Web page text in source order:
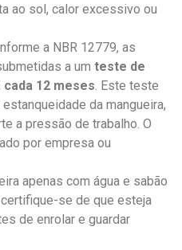
ao sol, calor excessivo ou
a NBR 12779, as
a um teste de
12 meses . Este teste
da mangueira,
a pressão de trabalho. O
por empresa ou
apenas com água e sabão
se de que esteja
de enrolar e guardar